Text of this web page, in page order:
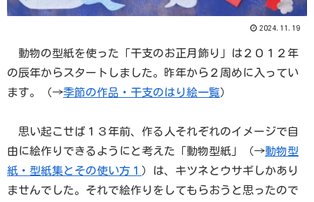
2024.11.19
動物の型紙を使った「干支のお正月飾り」は２０１２年
の辰年からスタートしました。昨年から２周めに入ってい
ます。（→季節の作品・干支のはり絵一覧）
思い起こせば１３年前、作る人それぞれのイメージで自
由に絵作りできるようにと考えた「動物型紙」（→動物型
紙・型紙集とその使い方１ ）は、キツネとウサギしかあり
ませんでした。それで絵作りをしてもらおうと思ったので